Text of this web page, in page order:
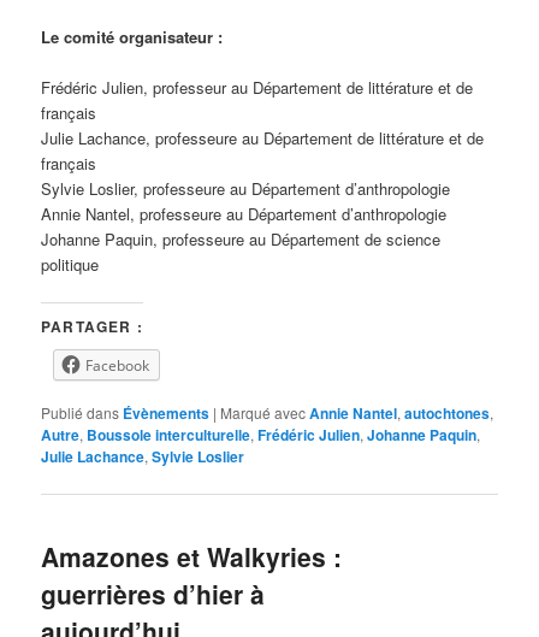
Le comité organisateur :
Frédéric Julien, professeur au Département de littérature et de
français
Julie Lachance, professeure au Département de littérature et de
français
Sylvie Loslier, professeure au Département d’anthropologie
Annie Nantel, professeure au Département d’anthropologie
Johanne Paquin, professeure au Département de science
politique
PARTAGER :
Facebook
Publié dans Évènements | Marqué avecAnnie Nantel,autochtones,
Autre, Boussole interculturelle,Frédéric Julien,Johanne Paquin,
Julie Lachance,Sylvie Loslier
Amazones et Walkyries :
guerrières d’hier à